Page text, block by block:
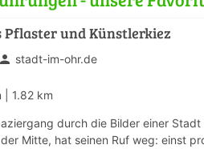
Pflaster und Künstlerkiez
person stadt-im-ohr.de
1.82 km
durch die Bilder einer
Mitte, hat seinen Ruf weg: einst